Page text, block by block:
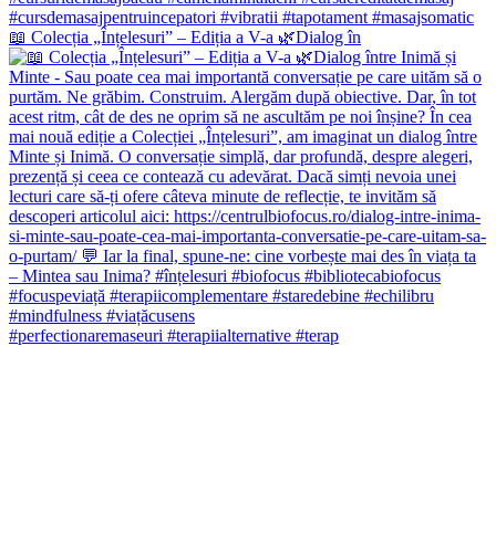
📖 Colecția „Înțelesuri” – Ediția a V-a 🌿Dialog în
#perfectionaremaseuri #terapiialternative #terap